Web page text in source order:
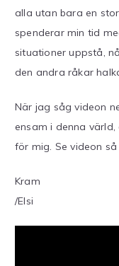
alla utan bara en
spenderar min tid
situationer uppstå,
den andra råkar
När jag såg videon
ensam i denna
för mig. Se videon
Kram
/Elsi